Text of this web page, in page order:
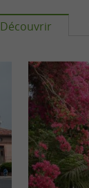
Découvrir